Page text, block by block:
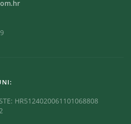
HR5124020061101068808